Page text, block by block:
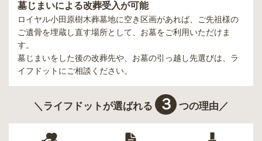
墓じまいによる改葬受入が可能
ロイヤル小田原樹木葬墓地に空き区画があれば、ご先祖様の
ご遺骨を埋蔵し直す場所として、お墓をご利用いただけま
す。
墓じまいをした後の改葬先や、お墓の引っ越し先選びは、ラ
イフドットにご相談ください。
＼ライフドットが選ばれる ３ つの理由／